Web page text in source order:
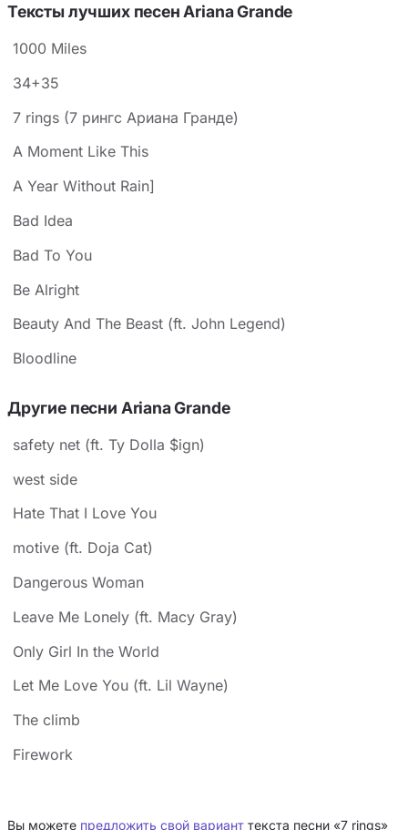
Тексты лучших песен Ariana Grande
1000 Miles
34+35
7 rings (7 рингс Ариана Гранде)
A Moment Like This
A Year Without Rain]
Bad Idea
Bad To You
Be Alright
Beauty And The Beast (ft. John Legend)
Bloodline
Другие песни Ariana Grande
safety net (ft. Ty Dolla $ign)
west side
Hate That I Love You
motive (ft. Doja Cat)
Dangerous Woman
Leave Me Lonely (ft. Macy Gray)
Only Girl In the World
Let Me Love You (ft. Lil Wayne)
The climb
Firework
Вы можете предложить свой вариант текста песни «7 rings»